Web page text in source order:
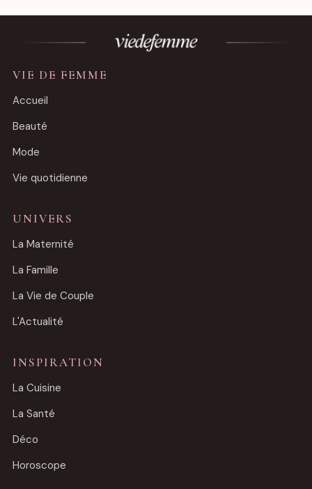
VIE DE FEMME
Accueil
Beauté
Mode
Vie quotidienne
UNIVERS
La Maternité
La Famille
La Vie de Couple
L'Actualité
INSPIRATION
La Cuisine
La Santé
Déco
Horoscope